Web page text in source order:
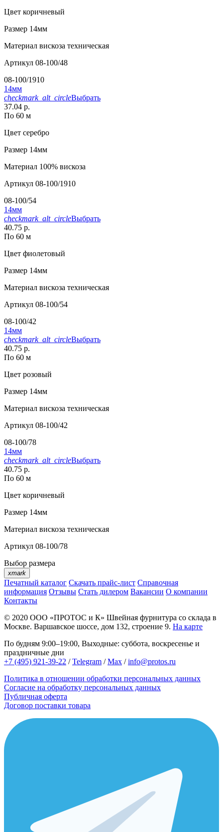
Цвет коричневый
Размер 14мм
Материал вискоза техническая
Артикул 08-100/48
08-100/1910
14мм
checkmark_alt_circleВыбрать
37.04 р.
По 60 м
Цвет серебро
Размер 14мм
Материал 100% вискоза
Артикул 08-100/1910
08-100/54
14мм
checkmark_alt_circleВыбрать
40.75 р.
По 60 м
Цвет фиолетовый
Размер 14мм
Материал вискоза техническая
Артикул 08-100/54
08-100/42
14мм
checkmark_alt_circleВыбрать
40.75 р.
По 60 м
Цвет розовый
Размер 14мм
Материал вискоза техническая
Артикул 08-100/42
08-100/78
14мм
checkmark_alt_circleВыбрать
40.75 р.
По 60 м
Цвет коричневый
Размер 14мм
Материал вискоза техническая
Артикул 08-100/78
Выбор размера
xmark
Печатный каталог Скачать прайс-лист Справочная
информация Отзывы Стать дилером Вакансии О компании
Контакты
© 2020 ООО «ПРОТОС и К» Швейная фурнитура со склада в
Москве. Варшавское шоссе, дом 132, строение 9. На карте
По будням 9:00–19:00, Выходные: суббота, воскресенье и
праздничные дни
+7 (495) 921-39-22 /Telegram /Max /info@protos.ru
Политика в отношении обработки персональных данных
Согласие на обработку персональных данных
Публичная оферта
Договор поставки товара